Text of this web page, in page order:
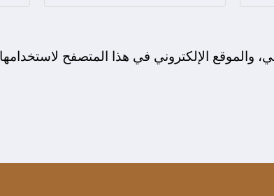
والموقع الإلكتروني في هذا المتصفح